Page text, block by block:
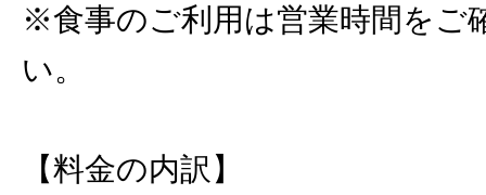
※食事のご利用は営業時間をご
い。
【料金の内訳】